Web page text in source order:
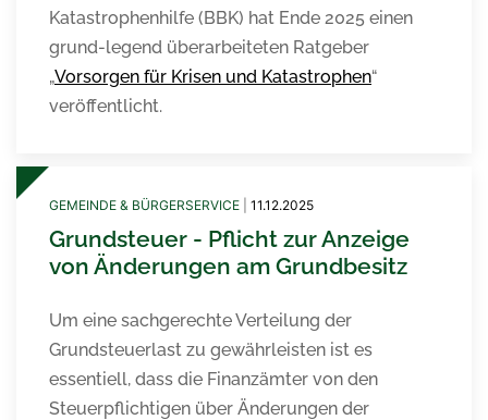
Katastrophenhilfe (BBK) hat Ende 2025 einen
grund-legend überarbeiteten Ratgeber
„Vorsorgen für Krisen und Katastrophen“
veröffentlicht.
GEMEINDE & BÜRGERSERVICE 11.12.2025
Grundsteuer - Pflicht zur Anzeige
von Änderungen am Grundbesitz
Um eine sachgerechte Verteilung der
Grundsteuerlast zu gewährleisten ist es
essentiell, dass die Finanzämter von den
Steuerpflichtigen über Änderungen der